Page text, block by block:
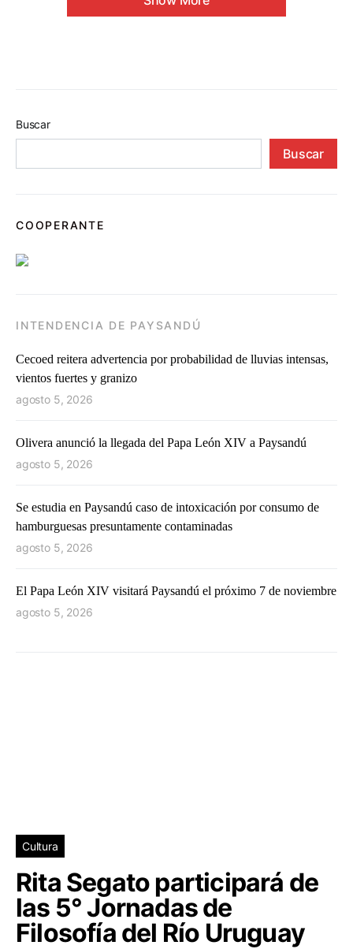
Buscar
Buscar
COOPERANTE
INTENDENCIA DE PAYSANDÚ
Cecoed reitera advertencia por probabilidad de lluvias intensas,
vientos fuertes y granizo
agosto 5, 2026
Olivera anunció la llegada del Papa León XIV a Paysandú
agosto 5, 2026
Se estudia en Paysandú caso de intoxicación por consumo de
hamburguesas presuntamente contaminadas
agosto 5, 2026
El Papa León XIV visitará Paysandú el próximo 7 de noviembre
agosto 5, 2026
Cultura
Rita Segato participará de
las 5° Jornadas de
Filosofía del Río Uruguay